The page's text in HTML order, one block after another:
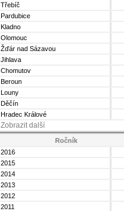
Třebíč
Pardubice
Kladno
Olomouc
Žďár nad Sázavou
Jihlava
Chomutov
Beroun
Louny
Děčín
Hradec Králové
Zobrazit další
Ročník
2016
2015
2014
2013
2012
2011